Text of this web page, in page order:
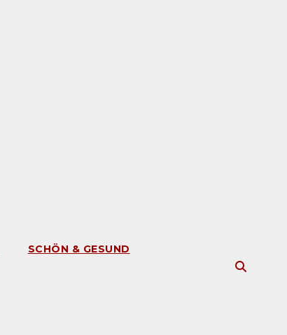
SCHÖN & GESUND